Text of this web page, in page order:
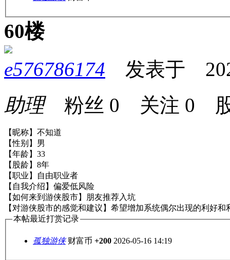
60楼
e576786174 发表于
助理粉丝 0 关注 0
【昵称】不知道
【性别】男
【年龄】33
【股龄】8年
【职业】自由职业者
【自我介绍】偏爱低风险
【如何来到游侠股市】朋友推荐入坑
【对游侠股市的感觉和建议】希望增加系统偶尔出现的利好和
本帖最近打赏记录
孤独游侠 财富币 +200 2026-05-16 14:19